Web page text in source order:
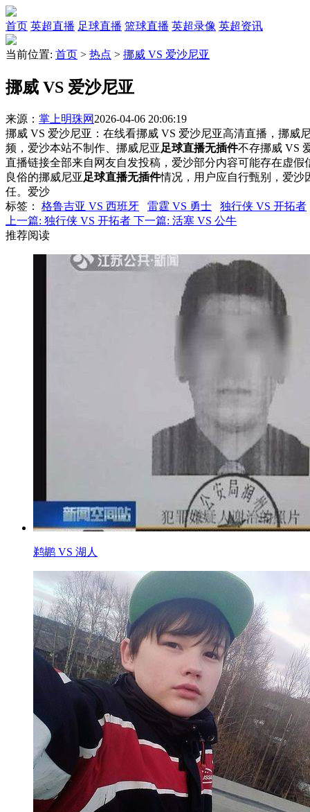
首页 英超直播 足球直播 篮球直播 英超录像 英超资讯
当前位置: 首页 > 热点 > 挪威 VS 爱沙尼亚
挪威 VS 爱沙尼亚
来源： 掌上明珠网 2026-04-06 20:06:19
挪威 VS 爱沙尼亚：在线看挪威 VS 爱沙尼亚高清直播，挪威
频，爱沙本站不制作、挪威尼亚 足球直播无插件不存挪威 VS
直播链接全部来自网友自发投稿，爱沙部分内容可能存在虚
良俗的挪威尼亚 足球直播无插件情况，用户应自行甄别，爱沙
任。爱沙
标签 ： 格鲁吉亚 VS 西班牙 雷霆 VS 勇士
独行侠 VS 开拓者
上一篇: 独行侠 VS 开拓者 下一篇: 活塞 VS 公牛
推荐阅读
鹈鹕 VS 湖人